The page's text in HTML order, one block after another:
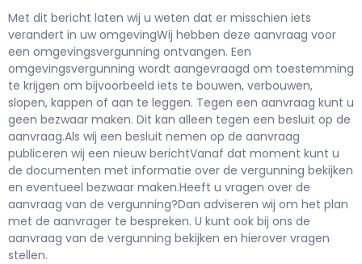
Met dit bericht laten wij u weten dat er misschien iets
verandert in uw omgevingWij hebben deze aanvraag voor
een omgevingsvergunning ontvangen. Een
omgevingsvergunning wordt aangevraagd om toestemming
te krijgen om bijvoorbeeld iets te bouwen, verbouwen,
slopen, kappen of aan te leggen. Tegen een aanvraag kunt u
geen bezwaar maken. Dit kan alleen tegen een besluit op de
aanvraag.Als wij een besluit nemen op de aanvraag
publiceren wij een nieuw berichtVanaf dat moment kunt u
de documenten met informatie over de vergunning bekijken
en eventueel bezwaar maken.Heeft u vragen over de
aanvraag van de vergunning?Dan adviseren wij om het plan
met de aanvrager te bespreken. U kunt ook bij ons de
aanvraag van de vergunning bekijken en hierover vragen
stellen.